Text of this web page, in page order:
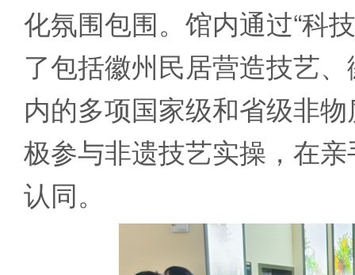
化氛围包围。馆内通过“科
了包括徽州民居营造技艺
内的多项国家级和省级非
极参与非遗技艺实操，在
认同。